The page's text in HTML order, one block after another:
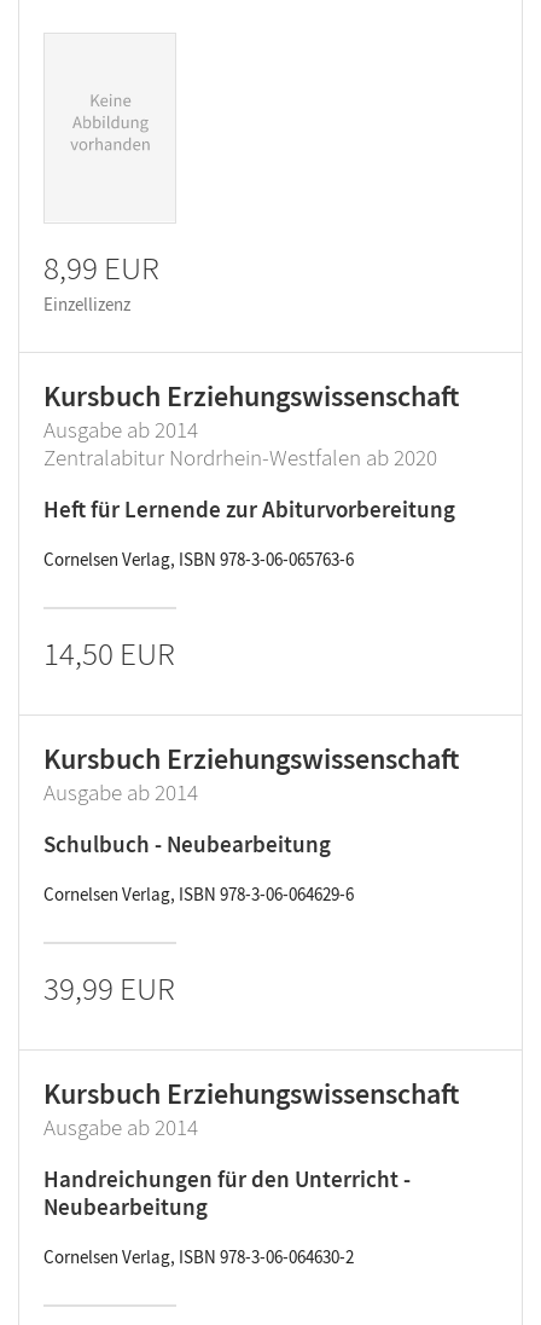
8,99 EUR
Einzellizenz
Kursbuch Erziehungswissenschaft
Ausgabe ab 2014
Zentralabitur Nordrhein-Westfalen ab 2020
Heft für Lernende zur Abiturvorbereitung
Cornelsen Verlag, ISBN 978-3-06-065763-6
14,50 EUR
Kursbuch Erziehungswissenschaft
Ausgabe ab 2014
Schulbuch - Neubearbeitung
Cornelsen Verlag, ISBN 978-3-06-064629-6
39,99 EUR
Kursbuch Erziehungswissenschaft
Ausgabe ab 2014
Handreichungen für den Unterricht -
Neubearbeitung
Cornelsen Verlag, ISBN 978-3-06-064630-2